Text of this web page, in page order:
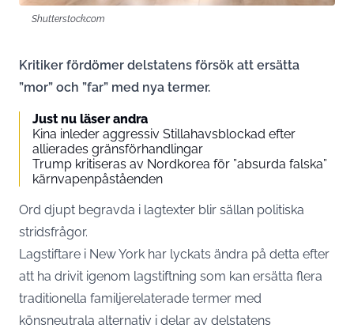
Shutterstock.com
Kritiker fördömer delstatens försök att ersätta
”mor” och ”far” med nya termer.
Just nu läser andra
Kina inleder aggressiv Stillahavsblockad efter
allierades gränsförhandlingar
Trump kritiseras av Nordkorea för ”absurda falska”
kärnvapenpåståenden
Ord djupt begravda i lagtexter blir sällan politiska
stridsfrågor.
Lagstiftare i New York har lyckats ändra på detta efter
att ha drivit igenom lagstiftning som kan ersätta flera
traditionella familjerelaterade termer med
könsneutrala alternativ i delar av delstatens